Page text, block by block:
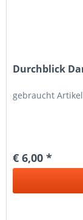
Durchblick
gebraucht
€ 6,00 *